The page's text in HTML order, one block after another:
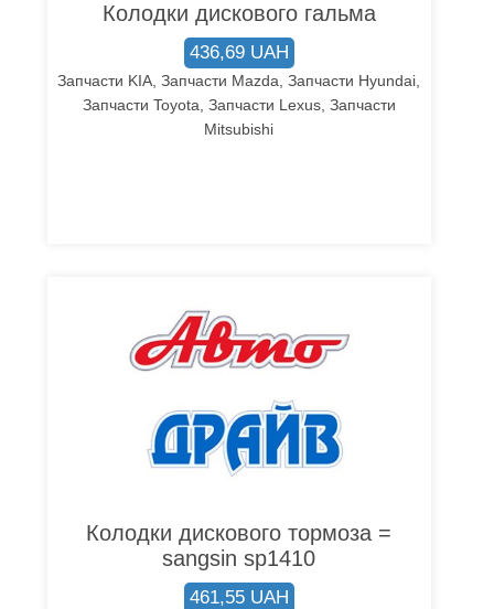
Колодки дискового гальма
436,69 UAH
Запчасти KIA, Запчасти Mazda, Запчасти Hyundai,
Запчасти Toyota, Запчасти Lexus, Запчасти
Mitsubishi
Колодки дискового тормоза =
sangsin sp1410
461,55 UAH